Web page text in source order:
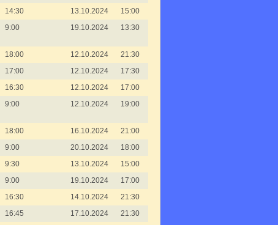
14:30 13.10.2024
15:00
9:00 19.10.2024 13:30
18:00 12.10.2024
21:30
17:00 12.10.2024
17:30
16:30 12.10.2024
17:00
9:00 12.10.2024 19:00
18:00 16.10.2024
21:00
9:00 20.10.2024
18:00
9:30 13.10.2024
15:00
9:00 19.10.2024
17:00
16:30 14.10.2024
21:30
16:45 17.10.2024
21:30